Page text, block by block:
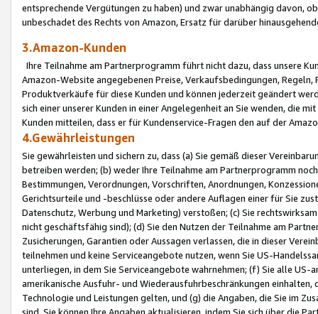
entsprechende Vergütungen zu haben) und zwar unabhängig davon,
unbeschadet des Rechts von Amazon, Ersatz für darüber
3.Amazon-Kunden
Ihre Teilnahme am Partnerprogramm führt nicht dazu, dass unsere
Amazon-Website angegebenen Preise, Verkaufsbedingungen,
Produktverkäufe für diese Kunden und können jederzeit geändert
sich einer unserer Kunden in einer Angelegenheit an Sie wenden, die
Kunden mitteilen, dass er für Kundenservice-Fragen den auf der
4.Gewährleistungen
Sie gewährleisten und sichern zu, dass (a) Sie gemäß dieser
betreiben werden; (b) weder Ihre Teilnahme am Partnerprogramm
Bestimmungen, Verordnungen, Vorschriften, Anordnungen,
Gerichtsurteile und -beschlüsse oder andere Auflagen einer für Sie
Datenschutz, Werbung und Marketing) verstoßen; (c) Sie
nicht geschäftsfähig sind); (d) Sie den Nutzen der Teilnahme am
Zusicherungen, Garantien oder Aussagen verlassen, die in dieser
teilnehmen und keine Serviceangebote nutzen, wenn Sie US-
unterliegen, in dem Sie Serviceangebote wahrnehmen; (f) Sie alle
amerikanische Ausfuhr- und Wiederausfuhrbeschränkungen
Technologie und Leistungen gelten, und (g) die Angaben, die Sie im